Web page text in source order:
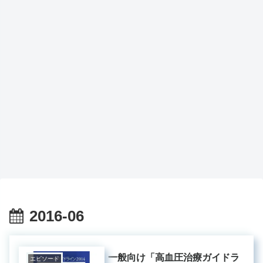
2016-06
エピソード 一般向け「高血圧治療ガイドラ